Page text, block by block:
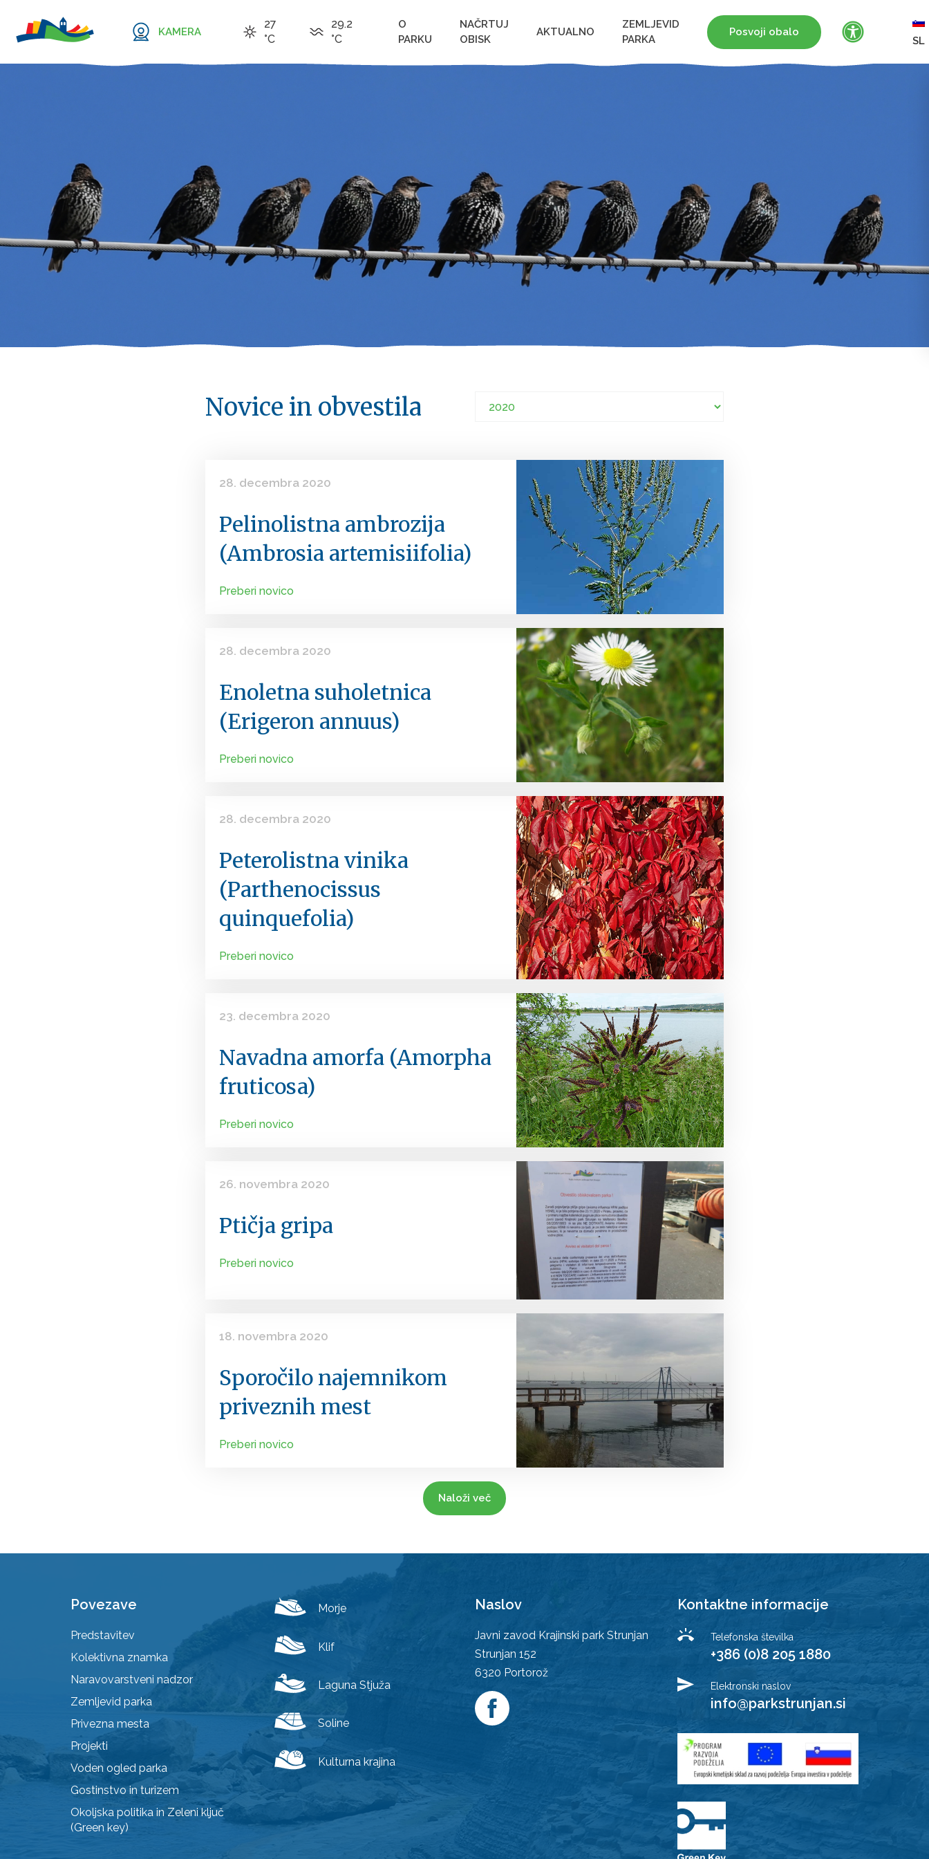
KAMERA
27
°C
29.2
°C
O
PARKU
NAČRTUJ
OBISK
AKTUALNO
ZEMLJEVID
PARKA
Posvoji obalo
SL
Novice in obvestila
28. decembra 2020
Pelinolistna ambrozija
(Ambrosia artemisiifolia)
Preberi novico
28. decembra 2020
Enoletna suholetnica
(Erigeron annuus)
Preberi novico
28. decembra 2020
Peterolistna vinika
(Parthenocissus
quinquefolia)
Preberi novico
23. decembra 2020
Navadna amorfa (Amorpha
fruticosa)
Preberi novico
26. novembra 2020
Ptičja gripa
Preberi novico
18. novembra 2020
Sporočilo najemnikom
priveznih mest
Preberi novico
Naloži več
Povezave
Predstavitev
Kolektivna znamka
Naravovarstveni nadzor
Zemljevid parka
Privezna mesta
Projekti
Voden ogled parka
Gostinstvo in turizem
Okoljska politika in Zeleni ključ
(Green key)
Morje
Klif
Laguna Stjuža
Soline
Kulturna krajina
Naslov
Javni zavod Krajinski park Strunjan
Strunjan 152
6320 Portorož
Kontaktne informacije
Telefonska številka
+386 (0)8 205 1880
Elektronski naslov
info@parkstrunjan.si